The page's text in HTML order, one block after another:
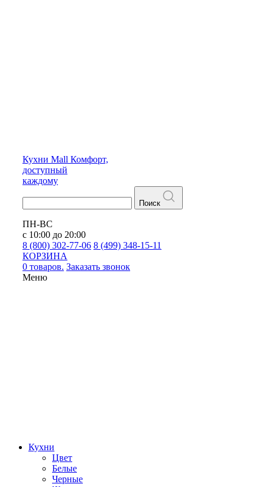
Кухни Mall Комфорт,
доступный
каждому
Поиск
ПН-ВС
с 10:00 до 20:00
8 (800) 302-77-06 8 (499) 348-15-11
КОРЗИНА
0 товаров. Заказать звонок
Меню
Кухни
Цвет
Белые
Черные